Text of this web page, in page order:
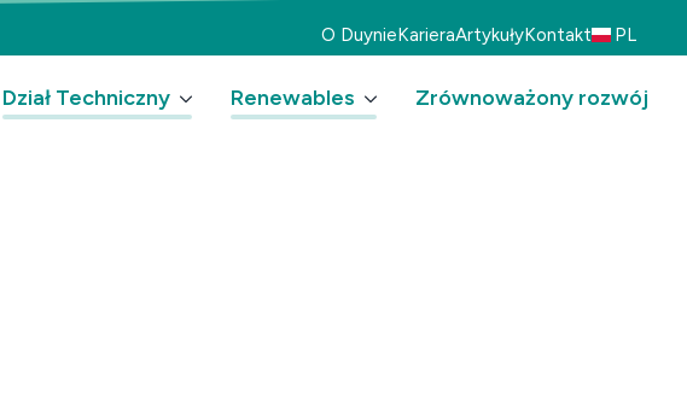
O DuynieKarieraArtykułyKontakt PL
Dział Techniczny Renewables Zrównoważony rozwój